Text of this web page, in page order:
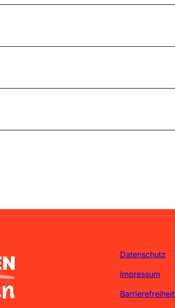
Datenschutz
Impressum
Barrierefreiheit